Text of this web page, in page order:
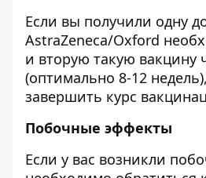
Если вы получили одну
AstraZeneca/Oxford
и вторую такую вакцину
(оптимально 8-12
завершить курс
Побочные эффекты
Если у вас возникли